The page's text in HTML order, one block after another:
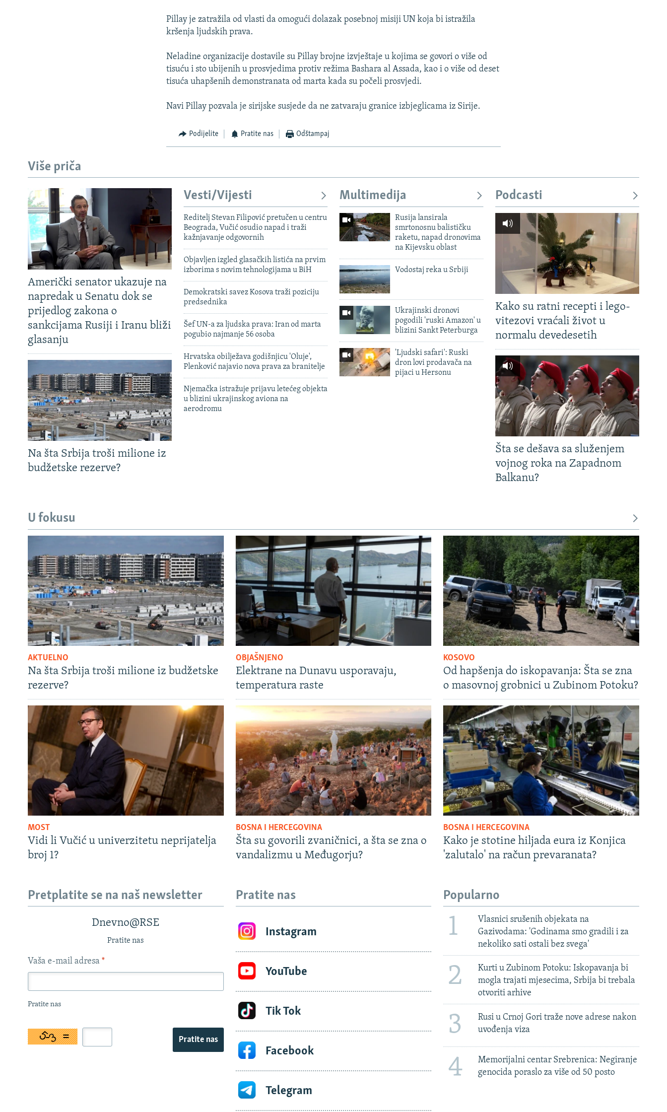
TRI DECENIJE OD RATA U BIH
SVE KARTE DEJTONA
NASTANAK I RASPAD JUGOSLAVIJE
Pillay je zatražila od vlasti da omogući dolazak posebnoj misiji UN koja bi istražila
kršenja ljudskih prava.
Neladine organizacije dostavile su Pillay brojne izvještaje u kojima se govori o više od
tisuću i sto ubijenih u prosvjedima protiv režima Bashara al Assada, kao i o više od deset
tisuća uhapšenih demonstranata od marta kada su počeli prosvjedi.
Navi Pillay pozvala je sirijske susjede da ne zatvaraju granice izbjeglicama iz Sirije.
Podijelite Pratite nas Odštampaj
Više priča
Američki senator ukazuje na
napredak u Senatu dok se
prijedlog zakona o
sankcijama Rusiji i Iranu bliži
glasanju
Na šta Srbija troši milione iz
budžetske rezerve?
Vesti/Vijesti
Reditelj Stevan Filipović pretučen u centru
Beograda, Vučić osudio napad i traži
kažnjavanje odgovornih
Objavljen izgled glasačkih listića na prvim
izborima s novim tehnologijama u BiH
Demokratski savez Kosova traži poziciju
predsednika
Šef UN-a za ljudska prava: Iran od marta
pogubio najmanje 56 osoba
Hrvatska obilježava godišnjicu 'Oluje',
Plenković najavio nova prava za branitelje
Njemačka istražuje prijavu letećeg objekta
u blizini ukrajinskog aviona na
aerodromu
Multimedija
Rusija lansirala
smrtonosnu balističku
raketu, napad dronovima
na Kijevsku oblast
Vodostaj reka u Srbiji
Ukrajinski dronovi
pogodili 'ruski Amazon' u
blizini Sankt Peterburga
'Ljudski safari': Ruski
dron lovi prodavača na
pijaci u Hersonu
Podcasti
Kako su ratni recepti i lego-
vitezovi vraćali život u
normalu devedesetih
Šta se dešava sa služenjem
vojnog roka na Zapadnom
Balkanu?
U fokusu
AKTUELNO
Na šta Srbija troši milione iz budžetske
rezerve?
OBJAŠNJENO
Elektrane na Dunavu usporavaju,
temperatura raste
KOSOVO
Od hapšenja do iskopavanja: Šta se zna
o masovnoj grobnici u Zubinom Potoku?
MOST
Vidi li Vučić u univerzitetu neprijatelja
broj 1?
BOSNA I HERCEGOVINA
Šta su govorili zvaničnici, a šta se zna o
vandalizmu u Međugorju?
BOSNA I HERCEGOVINA
Kako je stotine hiljada eura iz Konjica
'zalutalo' na račun prevaranata?
Pretplatite se na naš newsletter
Dnevno@RSE
Pratite nas
Vaša e-mail adresa *
Pratite nas
Pratite nas
Pratite nas
Instagram
YouTube
Tik Tok
Facebook
Telegram
Popularno
1
Vlasnici srušenih objekata na
Gazivodama: 'Godinama smo gradili i za
nekoliko sati ostali bez svega'
2
Kurti u Zubinom Potoku: Iskopavanja bi
mogla trajati mjesecima, Srbija bi trebala
otvoriti arhive
3
Rusi u Crnoj Gori traže nove adrese nakon
uvođenja viza
4
Memorijalni centar Srebrenica: Negiranje
genocida poraslo za više od 50 posto